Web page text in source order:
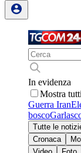
In evidenza
Mostra tutti
Guerra Iran
bosco
Tutte le
Cronaca